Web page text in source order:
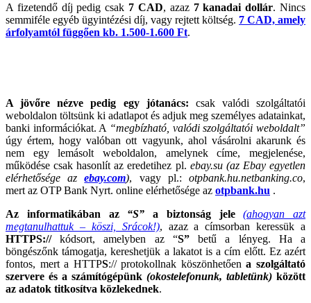
A fizetendő díj pedig csak 7 CAD, azaz 7 kanadai dollár. Nincs
semmiféle egyéb ügyintézési díj, vagy rejtett költség. 7 CAD, amely
árfolyamtól függően kb. 1.500-1.600 Ft.
A jövőre nézve pedig egy jótanács: csak valódi szolgáltatói
weboldalon töltsünk ki adatlapot és adjuk meg személyes adatainkat,
banki információkat. A “megbízható, valódi szolgáltatói weboldalt”
úgy értem, hogy valóban ott vagyunk, ahol vásárolni akarunk és
nem egy lemásolt weboldalon, amelynek címe, megjelenése,
működése csak hasonlít az eredetihez pl. ebay.su (az Ebay egyetlen
elérhetősége azebay.com), vagy pl.:otpbank.hu.netbanking.co,
mert az OTP Bank Nyrt. online elérhetősége az otpbank.hu .
Az informatikában az “S” a biztonság jele
(ahogyan azt
megtanulhattuk – köszi, Srácok!), azaz a címsorban keressük a
HTTPS://kódsort, amelyben az “S”betű a lényeg. Ha a
böngészőnk támogatja, kereshetjük a lakatot is a cím előtt. Ez azért
fontos, mert a HTTPS:// protokollnak köszönhetőena szolgáltató
szervere és a számítógépünk (okostelefonunk, tabletünk) között
az adatok titkosítva közlekednek.